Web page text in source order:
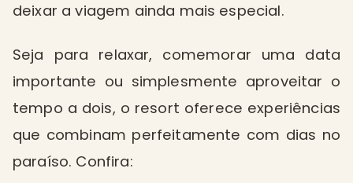
deixar a viagem ainda mais especial.
Seja para relaxar, comemorar uma data
importante ou simplesmente aproveitar o
tempo a dois, o resort oferece experiências
que combinam perfeitamente com dias no
paraíso. Confira: